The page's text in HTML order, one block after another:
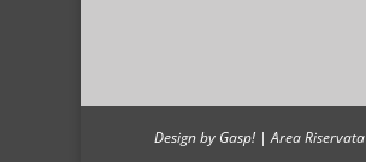
Design by Gasp!|Area Riservata